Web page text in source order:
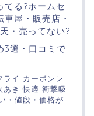
てる?ホームセ
屋・販売店・
・売ってない?
3選・口コミで
ライ カーボンレ
あき 快適 衝撃吸
・値段・価格が